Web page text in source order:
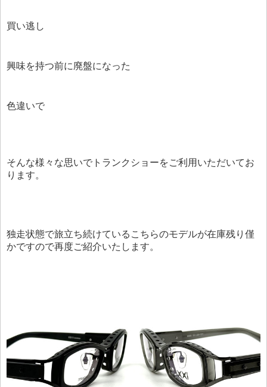
買い逃し
興味を持つ前に廃盤になった
色違いで
そんな様々な思いでトランクショーをご利用いただいてお
ります。
独走状態で旅立ち続けているこちらのモデルが在庫残り僅
かですので再度ご紹介いたします。